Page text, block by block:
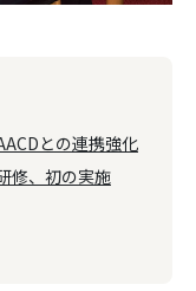
との連携強化
修、初の実施